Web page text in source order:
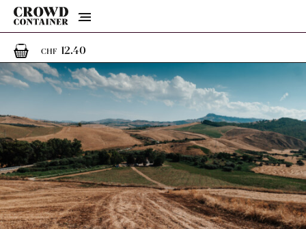
Menu
CHF 12.401 Artikel im Warenkorb